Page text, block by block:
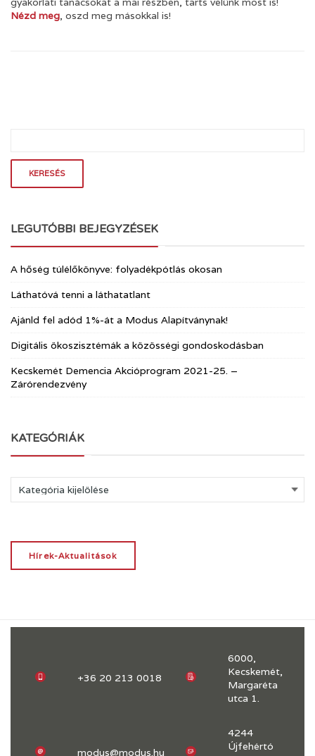
Nézd meg, oszd meg másokkal is!
LEGUTÓBBI BEJEGYZÉSEK
A hőség túlélőkönyve: folyadékpótlás okosan
Láthatóvá tenni a láthatatlant
Ajánld fel adód 1%-át a Modus Alapítványnak!
Digitális ökoszisztémák a közösségi gondoskodásban
Kecskemét Demencia Akcióprogram 2021-25. –
Zárórendezvény
KATEGÓRIÁK
Hírek-Aktualitások
+36 20 213 0018
6000,
Kecskemét,
Margaréta
utca 1.
modus@modus.hu
4244
Újfehértó